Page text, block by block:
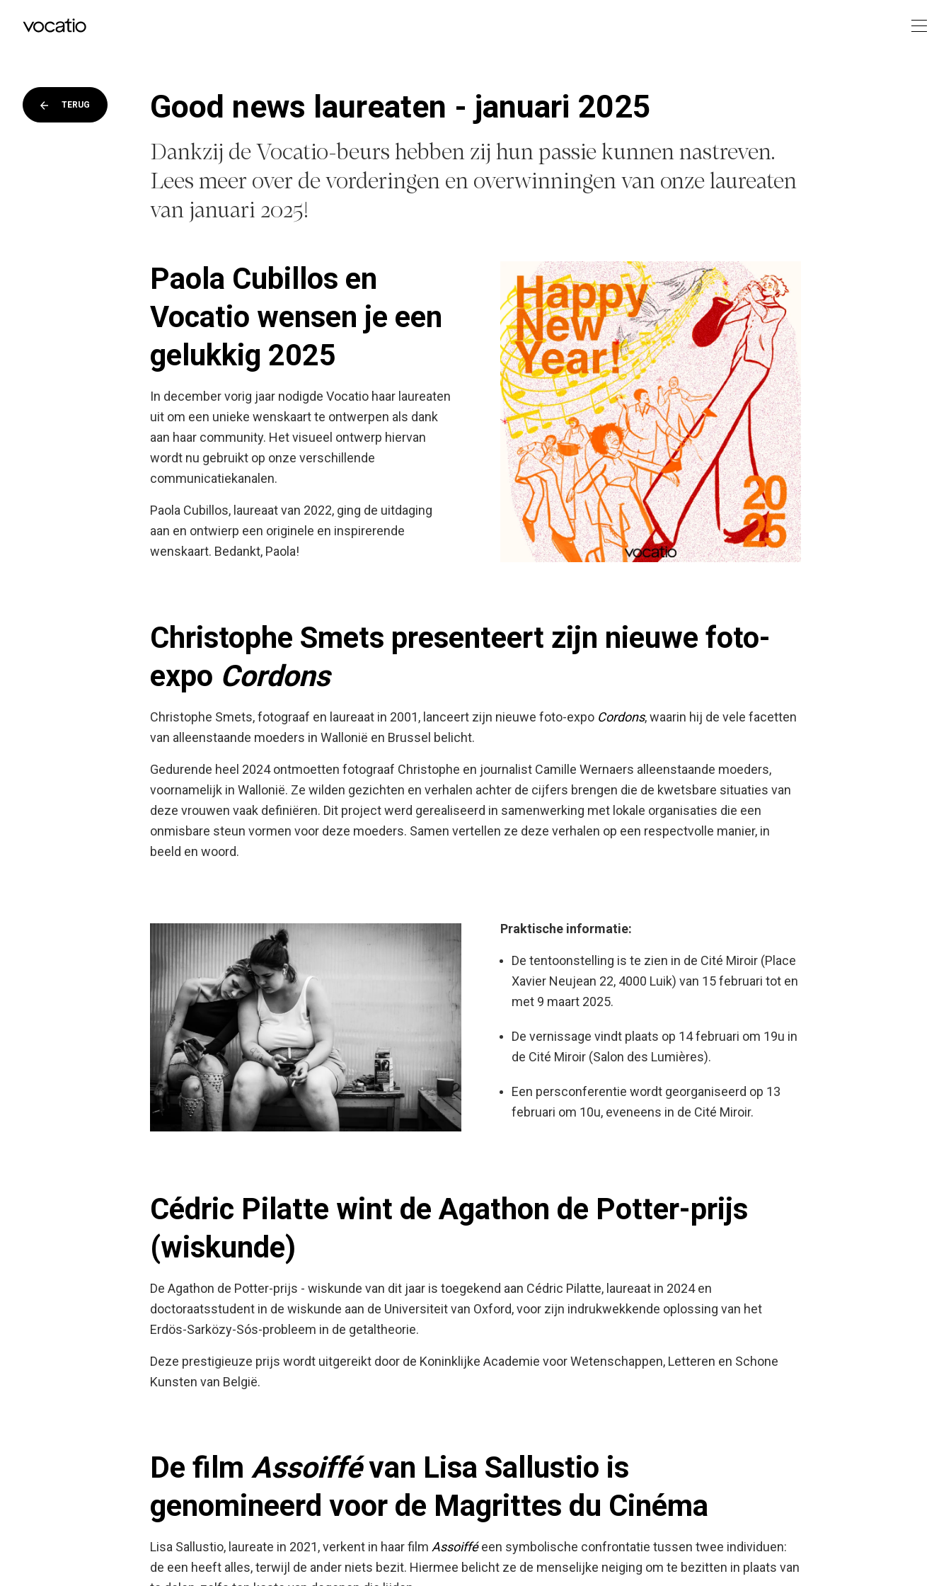
TERUG Good news laureaten - januari 2025
Dankzij de Vocatio-beurs hebben zij hun passie kunnen nastreven.
Lees meer over de vorderingen en overwinningen van onze laureaten
van januari 2025!
Paola Cubillos en
Vocatio wensen je een
gelukkig 2025
In december vorig jaar nodigde Vocatio haar laureaten
uit om een unieke wenskaart te ontwerpen als dank
aan haar community. Het visueel ontwerp hiervan
wordt nu gebruikt op onze verschillende
communicatiekanalen.
Paola Cubillos, laureaat van 2022, ging de uitdaging
aan en ontwierp een originele en inspirerende
wenskaart. Bedankt, Paola!
Christophe Smets presenteert zijn nieuwe foto-
expo Cordons
Christophe Smets, fotograaf en laureaat in 2001, lanceert zijn nieuwe foto-expo Cordons, waarin hij de vele facetten
van alleenstaande moeders in Wallonië en Brussel belicht.
Gedurende heel 2024 ontmoetten fotograaf Christophe en journalist Camille Wernaers alleenstaande moeders,
voornamelijk in Wallonië. Ze wilden gezichten en verhalen achter de cijfers brengen die de kwetsbare situaties van
deze vrouwen vaak definiëren. Dit project werd gerealiseerd in samenwerking met lokale organisaties die een
onmisbare steun vormen voor deze moeders. Samen vertellen ze deze verhalen op een respectvolle manier, in
beeld en woord.
Praktische informatie:
De tentoonstelling is te zien in de Cité Miroir (Place
Xavier Neujean 22, 4000 Luik) van 15 februari tot en
met 9 maart 2025.
De vernissage vindt plaats op 14 februari om 19u in
de Cité Miroir (Salon des Lumières).
Een persconferentie wordt georganiseerd op 13
februari om 10u, eveneens in de Cité Miroir.
Cédric Pilatte wint de Agathon de Potter-prijs
(wiskunde)
De Agathon de Potter-prijs - wiskunde van dit jaar is toegekend aan Cédric Pilatte, laureaat in 2024 en
doctoraatsstudent in de wiskunde aan de Universiteit van Oxford, voor zijn indrukwekkende oplossing van het
Erdös-Sarközy-Sós-probleem in de getaltheorie.
Deze prestigieuze prijs wordt uitgereikt door de Koninklijke Academie voor Wetenschappen, Letteren en Schone
Kunsten van België.
De film Assoiffévan Lisa Sallustio is
genomineerd voor de Magrittes du Cinéma
Lisa Sallustio, laureate in 2021, verkent in haar film Assoifféeen symbolische confrontatie tussen twee individuen:
de een heeft alles, terwijl de ander niets bezit. Hiermee belicht ze de menselijke neiging om te bezitten in plaats van